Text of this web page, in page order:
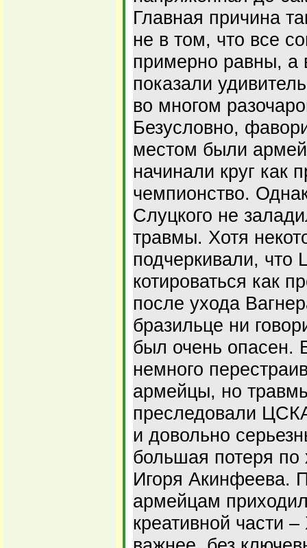
Главная причина
не в том, что все
примерно равны, а
показали
во многом
Безусловно,
местом были
начинали круг как
чемпионство.
Слуцкого не
травмы. Хотя
подчеркивали, что
котироваться как
после ухода
бразильце ни
был очень опасен.
немного
армейцы, но
преследовали
и довольно
большая потеря по
Игоря Акинфеева.
армейцам
креативной части